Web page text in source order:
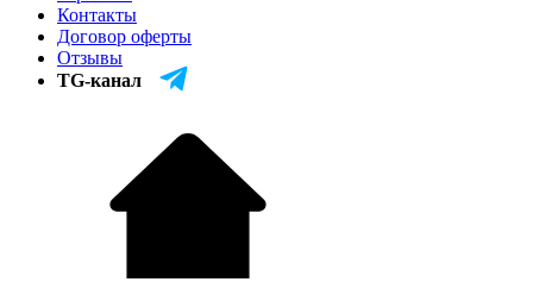
Контакты
Договор оферты
Отзывы
TG-канал